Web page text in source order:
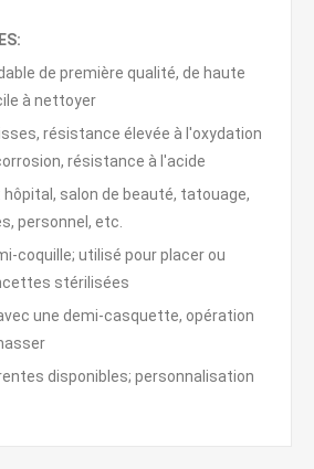
de première qualité, de haute
à nettoyer
résistance élevée à l'oxydation
résistance à l'acide
hôpital, salon de beauté, tatouage,
personnel, etc.
coquille; utilisé pour placer ou
stérilisées
une demi-casquette, opération
disponibles; personnalisation